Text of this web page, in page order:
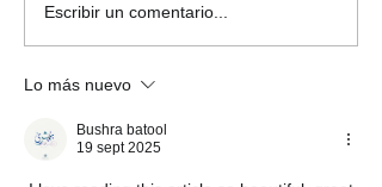
WAH Show en exclusiva
en Palacio Neptuno
Escribir un comentario...
Lo más nuevo
Bushra batool
19 sept 2025